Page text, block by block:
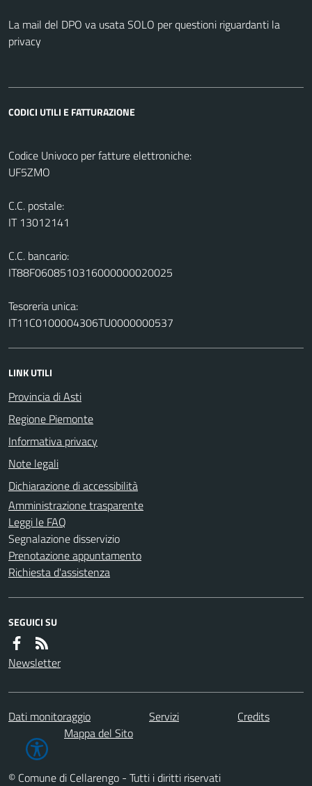
La mail del DPO va usata SOLO per questioni riguardanti la
privacy
CODICI UTILI E FATTURAZIONE
Codice Univoco per fatture elettroniche:
UF5ZMO
C.C. postale:
IT 13012141
C.C. bancario:
IT88F0608510316000000020025
Tesoreria unica:
IT11C0100004306TU0000000537
LINK UTILI
Provincia di Asti
Regione Piemonte
Informativa privacy
Note legali
Dichiarazione di accessibilità
Amministrazione trasparente
Leggi le FAQ
Segnalazione disservizio
Prenotazione appuntamento
Richiesta d'assistenza
SEGUICI SU
Newsletter
Dati monitoraggio Servizi
Credits
Mappa del Sito
© Comune di Cellarengo - Tutti i diritti riservati